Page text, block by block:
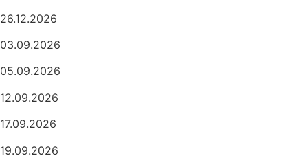
26.12.2026
03.09.2026
05.09.2026
12.09.2026
17.09.2026
19.09.2026